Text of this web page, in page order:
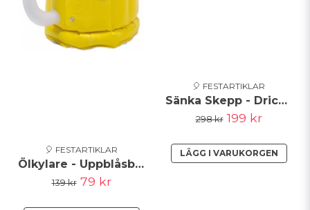
🎈 FESTARTIKLAR
Ölkylare - Uppblåsbar
139 kr 79 kr
🎈 FESTARTIKLAR
Sänka Skepp - Drickaspel
298 kr 199 kr
LÄGG I VARUKORGEN